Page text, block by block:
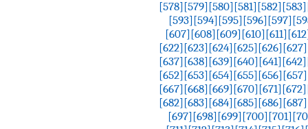
[578][579][580][581][582][583]
[593][594][595][596][597]
[607][608][609][610][611]
[622][623][624][625][626][627]
[637][638][639][640][641][642]
[652][653][654][655][656][657]
[667][668][669][670][671][672]
[682][683][684][685][686][687]
[697][698][699][700][701]